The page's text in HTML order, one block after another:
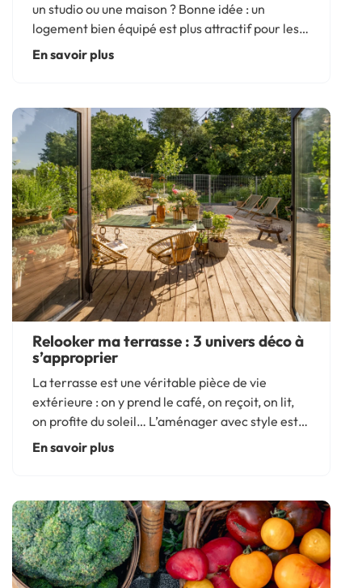
un studio ou une maison ? Bonne idée : un
logement bien équipé est plus attractif pour les
locataires, surtout lorsqu’il est pratique,
agréable et prêt à vivre. Pour bien aménager un
En savoir plus
Relooker ma terrasse : 3 univers déco à
s’approprier
La terrasse est une véritable pièce de vie
extérieure : on y prend le café, on reçoit, on lit,
on profite du soleil… L’aménager avec style est
donc essentiel pour s’y sentir bien. Bonne
nouvelle : relooker sa terrasse peut être très
En savoir plus